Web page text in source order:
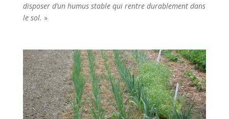
disposer d’un humus stable qui rentre durablement dans
le sol. »